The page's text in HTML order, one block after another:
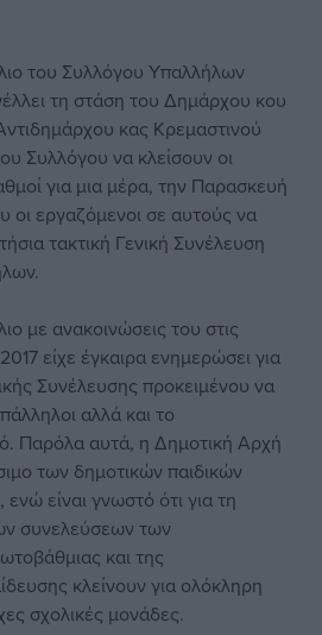
του Συλλόγου Υπαλλήλων
τη στάση του Δημάρχου κου
κας Κρεμαστινού
Συλλόγου να κλείσουν οι
για μια μέρα, την Παρασκευή
οι εργαζόμενοι σε αυτούς να
τακτική Γενική Συνέλευση
με ανακοινώσεις του στις
είχε έγκαιρα ενημερώσει για
Συνέλευσης προκειμένου να
αλλά και το
Παρόλα αυτά, η Δημοτική Αρχή
των δημοτικών παιδικών
είναι γνωστό ότι για τη
συνελεύσεων των
και της
κλείνουν για ολόκληρη
σχολικές μονάδες.